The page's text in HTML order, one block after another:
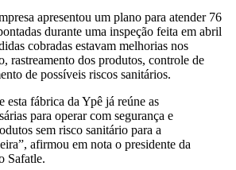
apresentou um plano para atender 76
durante uma inspeção feita em abril
cobradas estavam melhorias nos
rastreamento dos produtos, controle de
de possíveis riscos sanitários.
esta fábrica da Ypê já reúne as
para operar com segurança e
sem risco sanitário para a
afirmou em nota o presidente da
Safatle.